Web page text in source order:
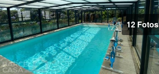
12 Fotos